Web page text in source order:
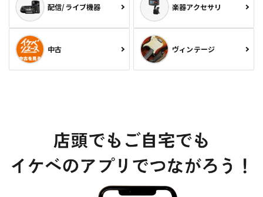
配信/ライブ機器 楽器アクセサリ
中古 ヴィンテージ